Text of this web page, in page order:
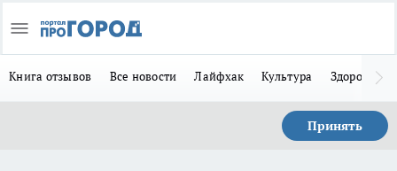
Книга отзывов Все новости Лайфхак Культура Здоровье
Принять